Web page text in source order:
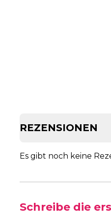
REZENSIONEN
Es gibt noch keine
Schreibe die